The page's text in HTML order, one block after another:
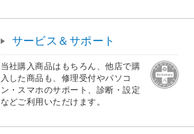
サービス＆サポート
当社購入商品はもちろん、他店で購
入した商品も、修理受付やパソコ
ン・スマホのサポート、診断・設定
などご利用いただけます。